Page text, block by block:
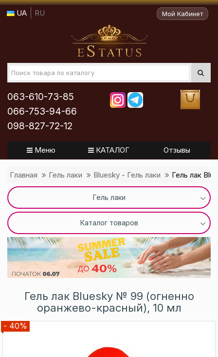
UA RU Мой Кабинет
063-610-73-85
066-753-94-66
098-827-72-12
Меню КАТАЛОГ Отзывы
Главная Гель лаки Bluesky - Гель лаки Гель лак
Гель лаки
Каталог товаров
Гель лак Bluesky № 99 (огненно
оранжево-красный), 10 мл
- 40%